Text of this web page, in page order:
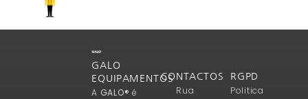
GALO
EQUIPAMENTOS
A GALO® é
CONTACTOS
Rua
RGPD
Politica